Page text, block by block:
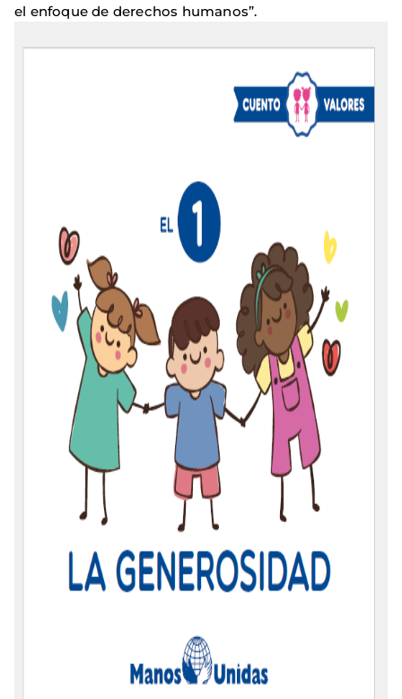
el enfoque de derechos humanos”.